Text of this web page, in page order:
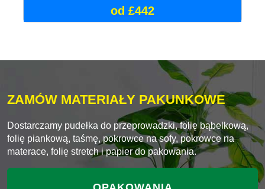
od £442
ZAMÓW MATERIAŁY PAKUNKOWE
Dostarczamy pudełka do przeprowadzki, folię bąbelkową,
folię piankową, taśmę, pokrowce na sofy, pokrowce na
materace, folię stretch i papier do pakowania.